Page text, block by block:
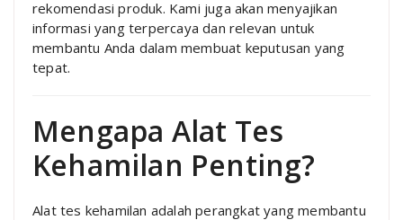
rekomendasi produk. Kami juga akan menyajikan
informasi yang terpercaya dan relevan untuk
membantu Anda dalam membuat keputusan yang
tepat.
Mengapa Alat Tes
Kehamilan Penting?
Alat tes kehamilan adalah perangkat yang membantu